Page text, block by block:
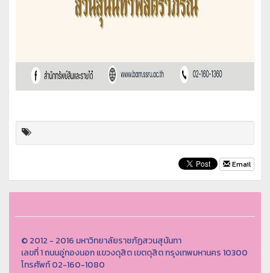
Email
© 2012 - 2016 มหาวิทยาลัยราชภัฏสวนสุนันทา
เลขที่ 1 ถนนอู่ทองนอก แขวงดุสิต เขตดุสิต กรุงเทพมหานคร 10300
โทรศัพท์ 02-160-1080